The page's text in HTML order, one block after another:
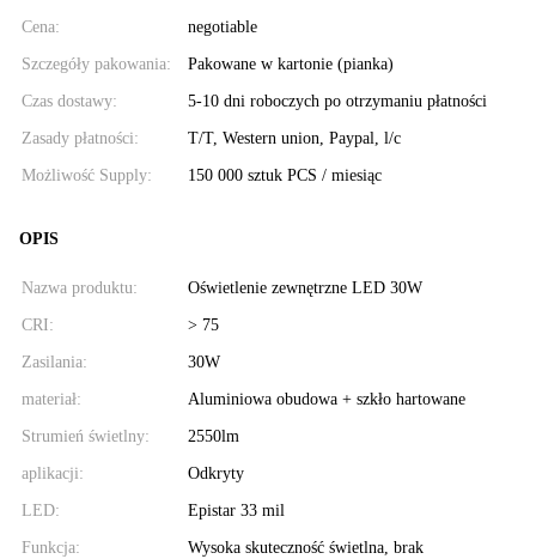
Cena: negotiable
Szczegóły pakowania: Pakowane w kartonie (pianka)
Czas dostawy: 5-10 dni roboczych po otrzymaniu płatności
Zasady płatności: T/T, Western union, Paypal, l/c
Możliwość Supply: 150 000 sztuk PCS / miesiąc
OPIS
Nazwa produktu: Oświetlenie zewnętrzne LED 30W
CRI: > 75
Zasilania: 30W
materiał: Aluminiowa obudowa + szkło hartowane
Strumień świetlny: 2550lm
aplikacji: Odkryty
LED: Epistar 33 mil
Funkcja:
Wysoka skuteczność świetlna, brak